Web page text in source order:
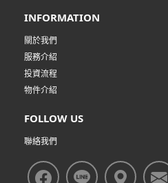
INFORMATION
關於我們
服務介紹
投資流程
物件介紹
FOLLOW US
聯絡我們